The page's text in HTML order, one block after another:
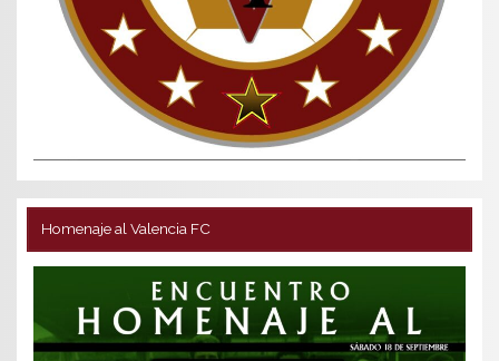
Homenaje al Valencia FC